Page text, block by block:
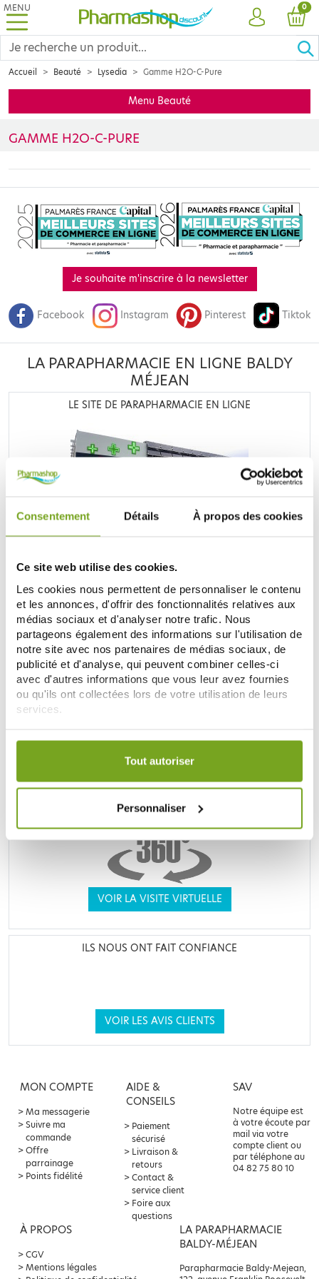
Consentement Détails À propos des cookies
Ce site web utilise des cookies.
Les cookies nous permettent de personnaliser le contenu
et les annonces, d'offrir des fonctionnalités relatives aux
médias sociaux et d'analyser notre trafic. Nous
partageons également des informations sur l'utilisation de
notre site avec nos partenaires de médias sociaux, de
publicité et d'analyse, qui peuvent combiner celles-ci
avec d'autres informations que vous leur avez fournies
ou qu'ils ont collectées lors de votre utilisation de leurs
services.
Votre choix de consentement est conservé pendant une
Tout autoriser
Personnaliser
MENU
COMPTE
0
Accueil Beauté Lysedia Gamme H2O-C-Pure
Menu Beauté
GAMME H2O-C-PURE
Je souhaite m'inscrire à la newsletter
Facebook Instagram Pinterest Tiktok
LA PARAPHARMACIE EN LIGNE BALDY
MÉJEAN
LE SITE DE PARAPHARMACIE EN LIGNE
Retrouvez plus de 20 000 références à prix discount, de
nombreuses offres et promotions ainsi que toutes vos
Mustela, Uriage,Lierac,Garancia
soyez à l'affût de nos nouveautés sur les produits de la
parapharmacie, les produits de beauté, les produits bio...
DÉCOUVRIR LA PARAPHARMACIE
UNE VRAIE PARAPHARMACIE
VOIR LA VISITE VIRTUELLE
ILS NOUS ONT FAIT CONFIANCE
VOIR LES AVIS CLIENTS
MON COMPTE
Ma messagerie
Suivre ma
commande
Offre
parrainage
Points fidélité
AIDE &
CONSEILS
Paiement
sécurisé
Livraison &
retours
Contact &
service client
Foire aux
questions
SAV
Notre équipe est
à votre écoute par
mail via votre
compte client ou
par téléphone au
04 82 75 80 10
À PROPOS
CGV
Mentions légales
LA PARAPHARMACIE
BALDY-MÉJEAN
Parapharmacie Baldy-Mejean,